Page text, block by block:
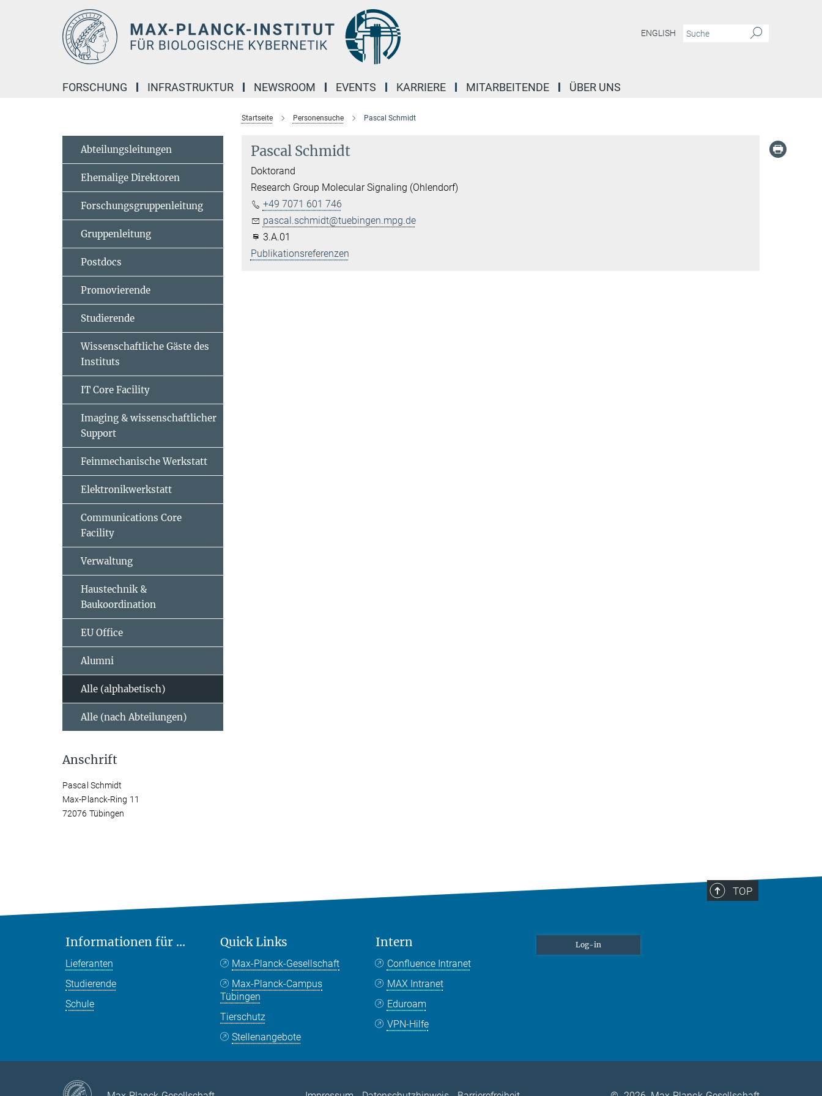
ENGLISH
FORSCHUNG INFRASTRUKTUR NEWSROOM EVENTS KARRIERE MITARBEITENDE ÜBER UNS
Startseite Personensuche Pascal Schmidt
Pascal Schmidt
Doktorand
Research Group Molecular Signaling (Ohlendorf)
+49 7071 601 746
pascal.schmidt@tuebingen.mpg.de
3.A.01
Publikationsreferenzen
Abteilungsleitungen
Ehemalige Direktoren
Forschungsgruppenleitung
Gruppenleitung
Postdocs
Promovierende
Studierende
Wissenschaftliche Gäste des
Instituts
IT Core Facility
Imaging & wissenschaftlicher
Support
Feinmechanische Werkstatt
Elektronikwerkstatt
Communications Core
Facility
Verwaltung
Haustechnik &
Baukoordination
EU Office
Alumni
Alle (alphabetisch)
Alle (nach Abteilungen)
Anschrift
Pascal Schmidt
Max-Planck-Ring 11
72076 Tübingen
TOP
Informationen für ...
Lieferanten
Studierende
Schule
Quick Links
Max-Planck-Gesellschaft
Max-Planck-Campus
Tübingen
Tierschutz
Stellenangebote
Intern
Confluence Intranet
MAX Intranet
Eduroam
VPN-Hilfe
Log-in